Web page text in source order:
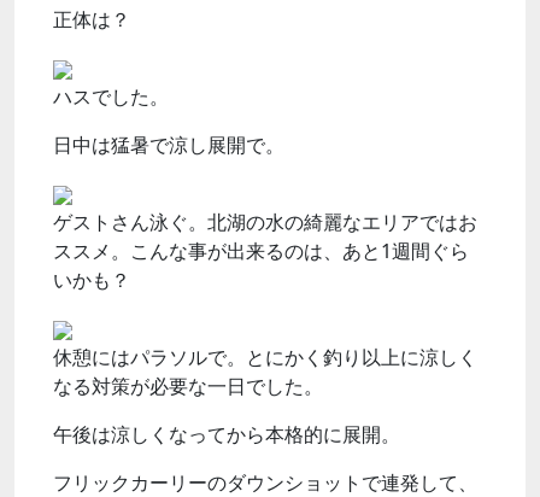
正体は？
ハスでした。
日中は猛暑で涼し展開で。
ゲストさん泳ぐ。北湖の水の綺麗なエリアではお
ススメ。こんな事が出来るのは、あと1週間ぐら
いかも？
休憩にはパラソルで。とにかく釣り以上に涼しく
なる対策が必要な一日でした。
午後は涼しくなってから本格的に展開。
フリックカーリーのダウンショットで連発して、